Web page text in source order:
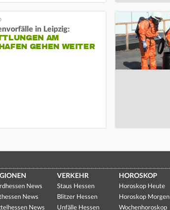
in Leipzig:
AM
GEHEN WEITER
News
News
News
VERKEHR
Staus Hessen
Blitzer Hessen
Unfälle Hessen
HOROSKOP
Horoskop Heute
Horoskop Morgen
Wochenhoroskop